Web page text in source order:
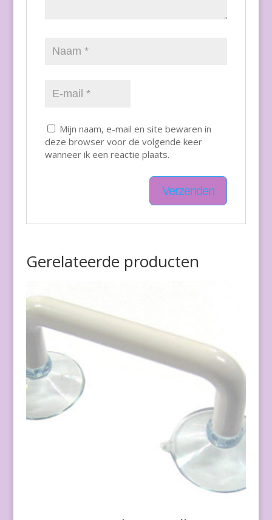
Mijn naam, e-mail en site bewaren in
deze browser voor de volgende keer
wanneer ik een reactie plaats.
Gerelateerde producten